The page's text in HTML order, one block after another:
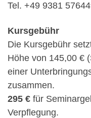
Tel. +49 9381
Kursgebühr
Die Kursgebühr
Höhe von 145,00 €
einer
zusammen.
295 € für
Verpflegung.